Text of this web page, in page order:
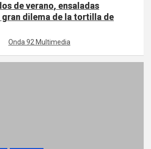
de verano, ensaladas
gran dilema de la tortilla de
Onda 92 Multimedia